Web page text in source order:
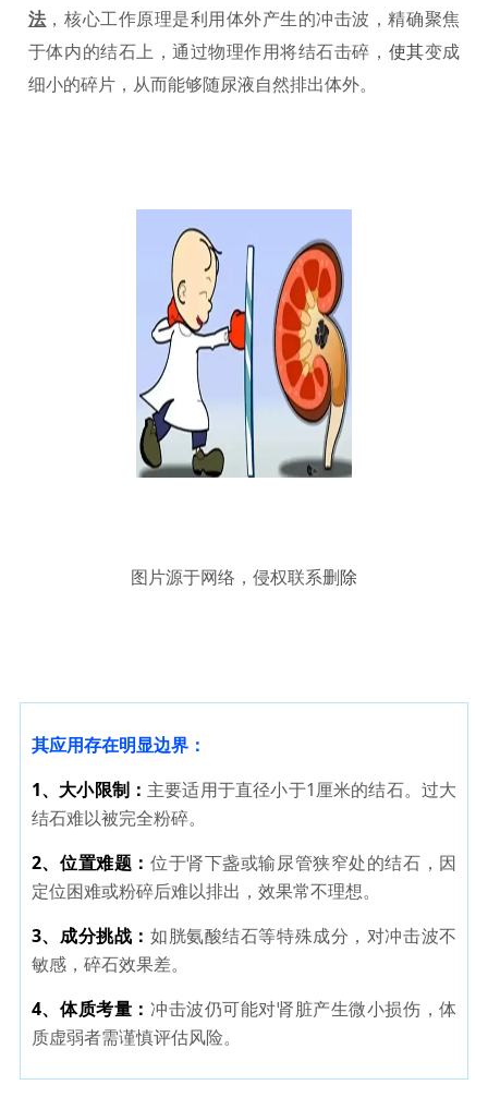
法 ，核心工作原理是利用体外产生的冲击波，精确聚焦
于体内的结石上，通过物理作用将结石击碎， 使其变成
细小的碎片，从而能够随尿液自然排出体外。
图片源于网络，侵权联系删除
其应用存在明显边界：
1、大小限制： 主要适用于直径小于1厘米的结石。过大
结石难以被完全粉碎。
2、位置难题： 位于肾下盏或输尿管狭窄处的结石，因
定位困难或粉碎后难以排出，效果常不理想。
3、成分挑战： 如胱氨酸结石等特殊成分，对冲击波不
敏感，碎石效果差。
4、体质考量： 冲击波仍可能对肾脏产生微小损伤，体
质虚弱者需谨慎评估风险。